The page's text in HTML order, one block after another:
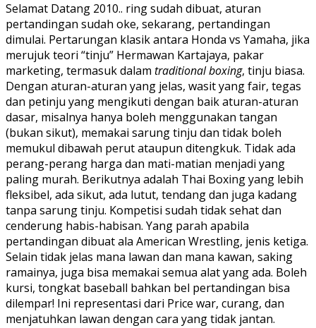
Selamat Datang 2010.. ring sudah dibuat, aturan
pertandingan sudah oke, sekarang, pertandingan
dimulai. Pertarungan klasik antara Honda vs Yamaha, jika
merujuk teori “tinju” Hermawan Kartajaya, pakar
marketing, termasuk dalam traditional boxing, tinju biasa.
Dengan aturan-aturan yang jelas, wasit yang fair, tegas
dan petinju yang mengikuti dengan baik aturan-aturan
dasar, misalnya hanya boleh menggunakan tangan
(bukan sikut), memakai sarung tinju dan tidak boleh
memukul dibawah perut ataupun ditengkuk. Tidak ada
perang-perang harga dan mati-matian menjadi yang
paling murah. Berikutnya adalah Thai Boxing yang lebih
fleksibel, ada sikut, ada lutut, tendang dan juga kadang
tanpa sarung tinju. Kompetisi sudah tidak sehat dan
cenderung habis-habisan. Yang parah apabila
pertandingan dibuat ala American Wrestling, jenis ketiga.
Selain tidak jelas mana lawan dan mana kawan, saking
ramainya, juga bisa memakai semua alat yang ada. Boleh
kursi, tongkat baseball bahkan bel pertandingan bisa
dilempar! Ini representasi dari Price war, curang, dan
menjatuhkan lawan dengan cara yang tidak jantan.